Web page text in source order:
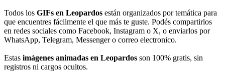
Todos los GIFs en Leopardos están organizados por temática para
que encuentres fácilmente el que más te guste. Podés compartirlos
en redes sociales como Facebook, Instagram o X, o enviarlos por
WhatsApp, Telegram, Messenger o correo electronico.
Estas imágenes animadas en Leopardos son 100% gratis, sin
registros ni cargos ocultos.